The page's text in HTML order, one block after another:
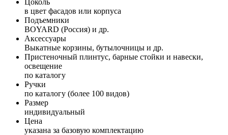
в цвет фасадов или корпуса
Подъемники
BOYARD (Россия) и др.
Аксессуары
Выкатные корзины, бутылочницы и др.
Пристеночный плинтус, барные стойки и навески,
освещение
по каталогу
Ручки
по каталогу (более 100 видов)
Размер
индивидуальный
Цена
указана за базовую комплектацию